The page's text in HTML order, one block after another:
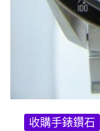
收購手錶鑽石